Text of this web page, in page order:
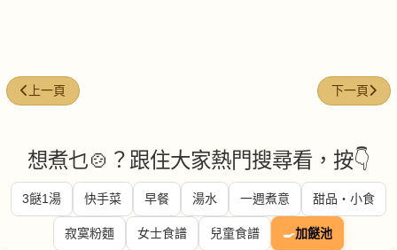
上一篇文章: 家常香菇乾蝦肉絲麵線
上一頁 下一篇文章
下一頁
想煮乜🍲？跟住大家熱門搜尋看，按👇
3餸1湯 快手菜 早餐 湯水 一週煮意 甜品・小食
寂寞粉麵 女士食譜 兒童食譜 🍳加餸池